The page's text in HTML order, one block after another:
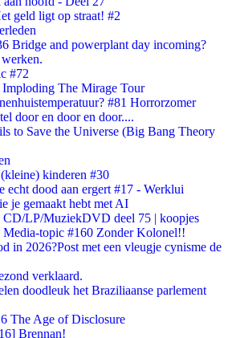
geld ligt op straat! #2
Bridge and powerplant day incoming?
#72
The Mirage Tour
#81 Horrorzomer
door en door en door....
to Save the Universe (Big Bang Theory
kinderen #30
echt dood aan ergert #17 - Werklui
je gemaakt hebt met AI
CD/LP/MuziekDVD deel 75 | koopjes
topic #160 Zonder Kolonel!!
in 2026?Post met een vleugje cynisme de
verklaard.
doodleuk het Braziliaanse parlement
The Age of Disclosure
Brennan!